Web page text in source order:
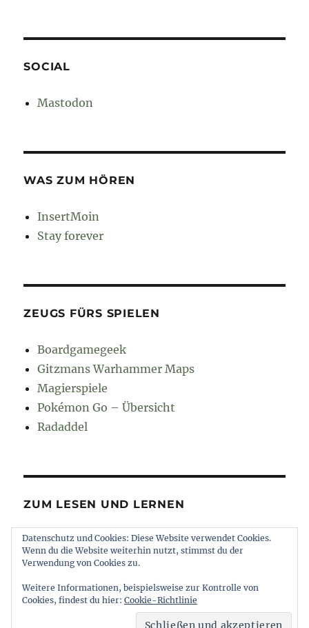
SOCIAL
Mastodon
WAS ZUM HÖREN
InsertMoin
Stay forever
ZEUGS FÜRS SPIELEN
Boardgamegeek
Gitzmans Warhammer Maps
Magierspiele
Pokémon Go – Übersicht
Radaddel
ZUM LESEN UND LERNEN
Euroncap
Tong
Impressum und Datenschutz
Stolz
Datenschutz und Cookies: Diese Website verwendet Cookies.
Wenn du die Website weiterhin nutzt, stimmst du der
Verwendung von Cookies zu.
Weitere Informationen, beispielsweise zur Kontrolle von
Cookies, findest du hier: Cookie-Richtlinie